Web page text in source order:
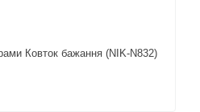
Ковток бажання (NIK-N832)